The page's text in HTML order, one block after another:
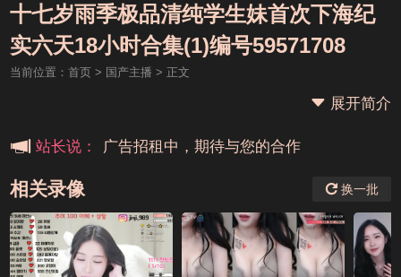
十七岁雨季极品清纯学生妹首次下海纪
实六天18小时合集(1)编号59571708
当前位置： 首页> 国产主播 > 正文
展开简介
站长说：
本站大事件(19j网站发展历程)
广告招租中，期待与您的合作
相关录像 换一批